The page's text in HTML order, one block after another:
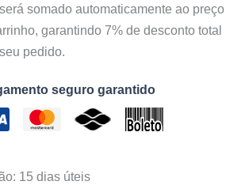
somado automaticamente ao preço
garantindo 7% de desconto total
pedido.
seguro garantido
: 15 dias úteis